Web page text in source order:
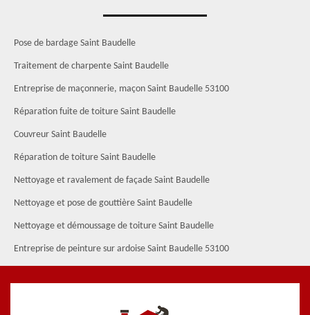
Pose de bardage Saint Baudelle
Traitement de charpente Saint Baudelle
Entreprise de maçonnerie, maçon Saint Baudelle 53100
Réparation fuite de toiture Saint Baudelle
Couvreur Saint Baudelle
Réparation de toiture Saint Baudelle
Nettoyage et ravalement de façade Saint Baudelle
Nettoyage et pose de gouttière Saint Baudelle
Nettoyage et démoussage de toiture Saint Baudelle
Entreprise de peinture sur ardoise Saint Baudelle 53100